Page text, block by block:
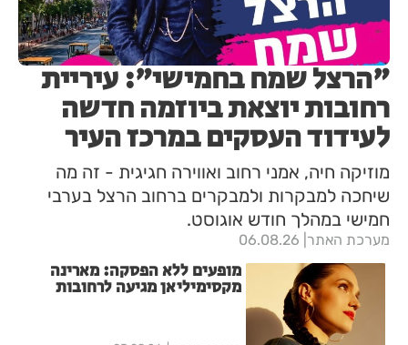
"הרצל שמח בחמישי": עיריית
רחובות יוצאת ביוזמה חדשה
לעידוד העסקים במרכז העיר
מוזיקה חיה, אמני רחוב ואווירה חגיגית - זה מה
שיחכה למבקרות ולמבקרים ברחוב הרצל בערבי
חמישי במהלך חודש אוגוסט.
מערכת האתר 06.08.26
מופעים ללא הפסקה: מארינה
מקסימיליאן מגיעה לרחובות